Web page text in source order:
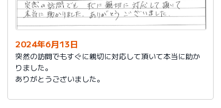
2024年6月13日
突然の訪問でもすぐに親切に対応して頂いて本当に助か
りました。
ありがとうございました。